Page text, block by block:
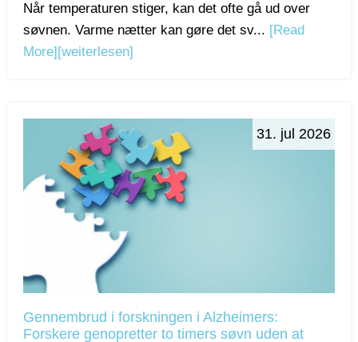
Når temperaturen stiger, kan det ofte gå ud over
søvnen. Varme nætter kan gøre det sv... [Read
More] [weiterlesen]
31. jul 2026
Gennembrud i forskningen i Alzheimers:
Forskere genopretter to timers søvn uden at